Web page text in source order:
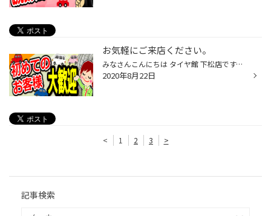
お気軽にご来店ください。
みなさんこんにちは タイヤ館 下松店です。 下松市大字山田のマックスバリュー敷地内にあります、タイヤ館下松店では、タイヤの事だけではなく メンテナンス（エンジンオイル・バッテリー・ワイパー・ホイール・車高調・ダウンサス・マフラー など）や タイヤをより長く使用して頂く為の作業（アラ...
2020年8月22日
< 1 2 3 >
記事検索